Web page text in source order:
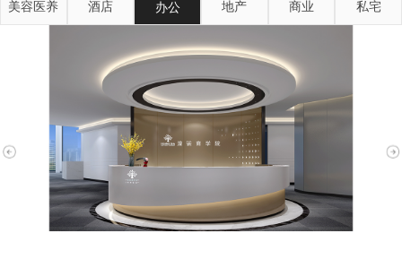
美容医养 酒店 办公 地产 商业 私宅